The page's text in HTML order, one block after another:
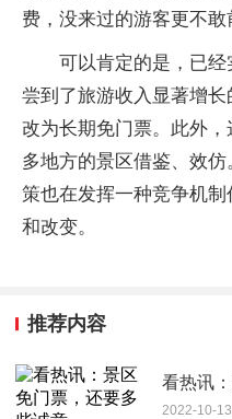
费，没来过的游客更不敢
可以肯定的是，已
尝到了旅游收入显著增
改为长期免门票。此外
多地方的景区借鉴、效
策也在发挥一种竞争机
和改变。
推荐内容
看热讯
2022-10-13